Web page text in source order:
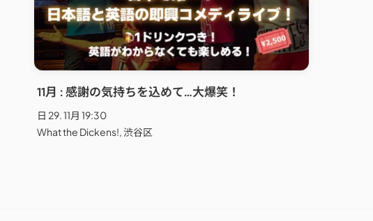
11月 : 感謝の気持ちを込めて…大爆笑！
日 29. 11月 19:30
What the Dickens!, 渋谷区